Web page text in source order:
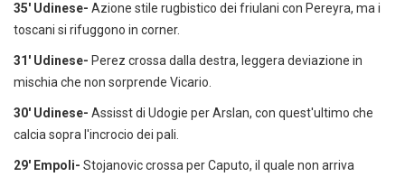
35' Udinese- Azione stile rugbistico dei friulani con Pereyra, ma i
toscani si rifuggono in corner.
31' Udinese- Perez crossa dalla destra, leggera deviazione in
mischia che non sorprende Vicario.
30' Udinese- Assisst di Udogie per Arslan, con quest'ultimo che
calcia sopra l'incrocio dei pali.
29' Empoli- Stojanovic crossa per Caputo, il quale non arriva